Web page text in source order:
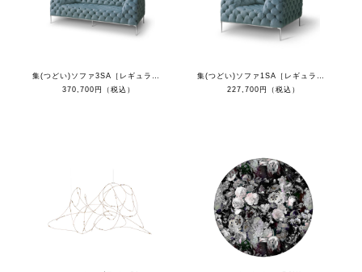
370,700円（税込）
227,700円（税込）